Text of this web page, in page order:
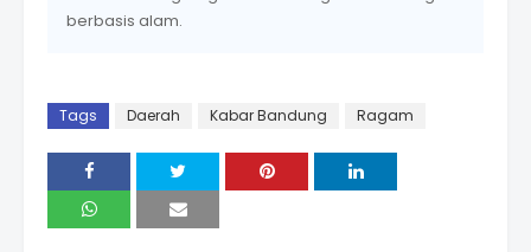
berbasis alam.
Tags Daerah Kabar Bandung Ragam